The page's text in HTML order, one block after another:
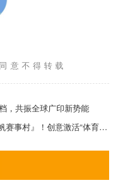
意 不 得 转 载
，共振全球广印新势能
下一篇:太酷啦！广印创∞精彩亮相『上帆赛事村』！创意激活“体育+”融合发展新赛道！